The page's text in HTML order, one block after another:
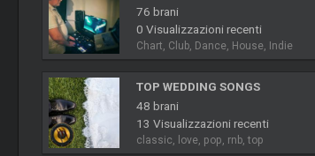
76 brani
0 Visualizzazioni recenti
Chart, Club, Dance, House, Indie
TOP WEDDING SONGS
48 brani
13 Visualizzazioni recenti
classic, love, pop, rnb, top